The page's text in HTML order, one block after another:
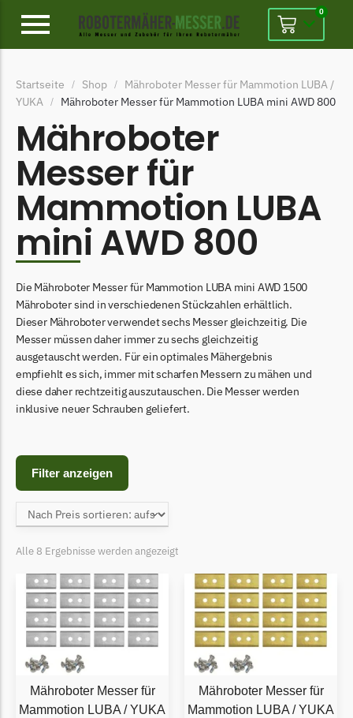
Alpina Messer
Ambrogio
Ambrogio Messer
Begrenzungsdraht
Belrobotics
Belrobotics Messer
Black & Decker
Black & Decker Messer
Begrenzungsdraht
Bosch Indego
Bosch Indego Messer
Central Park
Central Park Messer
Begrenzungsdraht
Cramer
Begrenzungsdraht
Cub Cadet
Cub Cadet Messer
Begrenzungsdraht
Ecovacs
0
Startseite / Shop /
Mähroboter Messer für Mammotion LUBA /
YUKA
/ Mähroboter Messer für Mammotion LUBA mini AWD 800
Mähroboter
Messer für
Mammotion LUBA
mini AWD 800
Die Mähroboter Messer für Mammotion LUBA mini AWD 1500
Mähroboter sind in verschiedenen Stückzahlen erhältlich.
Dieser Mähroboter verwendet sechs Messer gleichzeitig. Die
Messer müssen daher immer zu sechs gleichzeitig
ausgetauscht werden. Für ein optimales Mähergebnis
empfiehlt es sich, immer mit scharfen Messern zu mähen und
diese daher rechtzeitig auszutauschen. Die Messer werden
inklusive neuer Schrauben geliefert.
Filter anzeigen
Alle 8 Ergebnisse werden angezeigt
Mähroboter Messer für
Mammotion LUBA / YUKA
Mähroboter Messer für
Mammotion LUBA / YUKA